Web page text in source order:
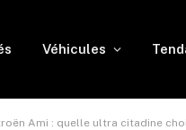
Véhicules
Ami : quelle ultra citadine